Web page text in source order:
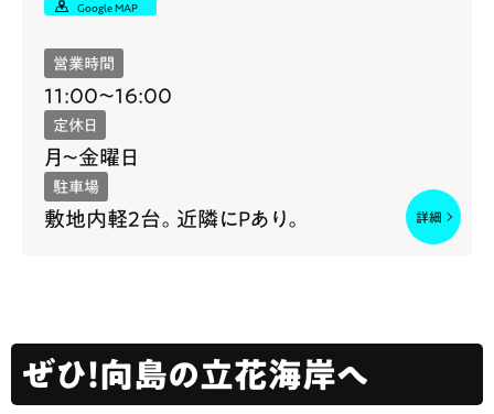
Google MAP
営業時間
11:00〜16:00
定休日
月〜金曜日
駐車場
敷地内軽2台。近隣にPあり。
ぜひ！向島の立花海岸へ